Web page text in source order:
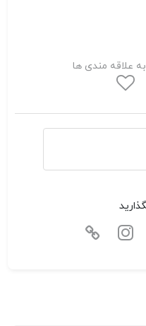
علاقه مندی ها